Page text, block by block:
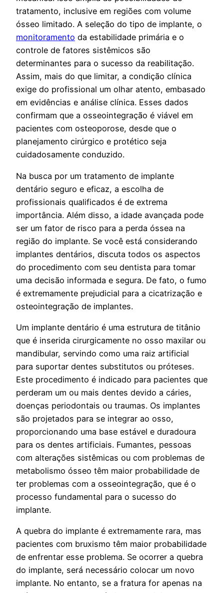
tratamento, inclusive em regiões com volume
ósseo limitado. A seleção do tipo de implante, o
monitoramento da estabilidade primária e o
controle de fatores sistêmicos são
determinantes para o sucesso da reabilitação.
Assim, mais do que limitar, a condição clínica
exige do profissional um olhar atento, embasado
em evidências e análise clínica. Esses dados
confirmam que a osseointegração é viável em
pacientes com osteoporose, desde que o
planejamento cirúrgico e protético seja
cuidadosamente conduzido.
Na busca por um tratamento de implante
dentário seguro e eficaz, a escolha de
profissionais qualificados é de extrema
importância. Além disso, a idade avançada pode
ser um fator de risco para a perda óssea na
região do implante. Se você está considerando
implantes dentários, discuta todos os aspectos
do procedimento com seu dentista para tomar
uma decisão informada e segura. De fato, o fumo
é extremamente prejudicial para a cicatrização e
osteointegração de implantes.
Um implante dentário é uma estrutura de titânio
que é inserida cirurgicamente no osso maxilar ou
mandibular, servindo como uma raiz artificial
para suportar dentes substitutos ou próteses.
Este procedimento é indicado para pacientes que
perderam um ou mais dentes devido a cáries,
doenças periodontais ou traumas. Os implantes
são projetados para se integrar ao osso,
proporcionando uma base estável e duradoura
para os dentes artificiais. Fumantes, pessoas
com alterações sistêmicas ou com problemas de
metabolismo ósseo têm maior probabilidade de
ter problemas com a osseointegração, que é o
processo fundamental para o sucesso do
implante.
A quebra do implante é extremamente rara, mas
pacientes com bruxismo têm maior probabilidade
de enfrentar esse problema. Se ocorrer a quebra
do implante, será necessário colocar um novo
implante. No entanto, se a fratura for apenas na